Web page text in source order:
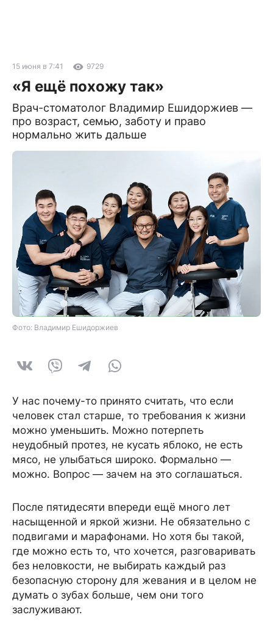
15 июня в 7:41 9729
«Я ещё похожу так»
Врач-стоматолог Владимир Ешидоржиев —
про возраст, семью, заботу и право
нормально жить дальше
Фото: Владимир Ешидоржиев
У нас почему-то принято считать, что если
человек стал старше, то требования к жизни
можно уменьшить. Можно потерпеть
неудобный протез, не кусать яблоко, не есть
мясо, не улыбаться широко. Формально —
можно. Вопрос — зачем на это соглашаться.
После пятидесяти впереди ещё много лет
насыщенной и яркой жизни. Не обязательно с
подвигами и марафонами. Но хотя бы такой,
где можно есть то, что хочется, разговаривать
без неловкости, не выбирать каждый раз
безопасную сторону для жевания и в целом не
думать о зубах больше, чем они того
заслуживают.